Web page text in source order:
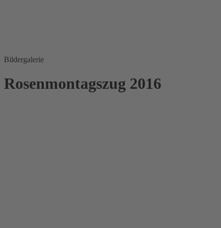
Bildergalerie
Rosenmontagszug 2016